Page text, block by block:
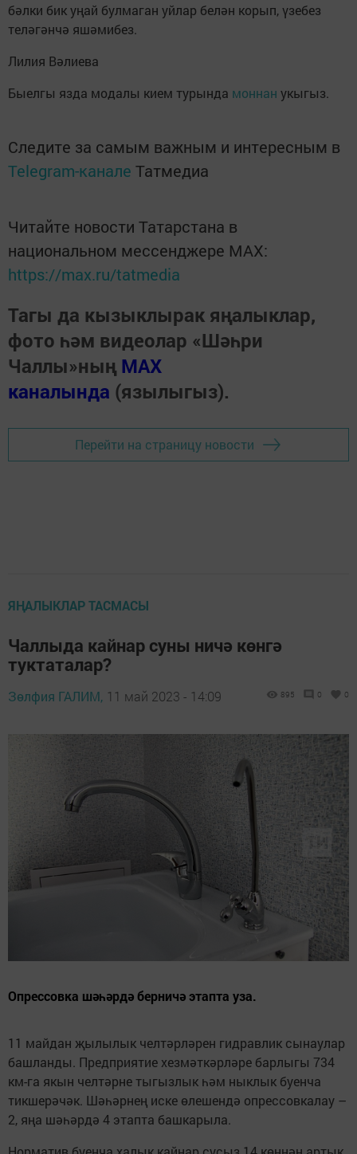
бәлки бик уңай булмаган уйлар белән корып, үзебез
теләгәнчә яшәмибез.
Лилия Вәлиева
Быелгы язда модалы кием турында моннан укыгыз.
Следите за самым важным и интересным в
Telegram-канале Татмедиа
Читайте новости Татарстана в
национальном мессенджере MАХ:
https://max.ru/tatmedia
Тагы да кызыклырак яңалыклар,
фото һәм видеолар «Шәһри
Чаллы»ның MAX
каналында (язылыгыз).
Перейти на страницу новости
ЯҢАЛЫКЛАР ТАСМАСЫ
Чаллыда кайнар суны ничә көнгә
туктаталар?
Зөлфия ГАЛИМ, 11 май 2023 - 14:09 895 0 0
Опрессовка шәһәрдә берничә этапта уза.
11 майдан җылылык челтәрләрен гидравлик сынаулар
башланды. Предприятие хезмәткәрләре барлыгы 734
км-га якын челтәрне тыгызлык һәм ныклык буенча
тикшерәчәк. Шәһәрнең иске өлешендә опрессовкалау –
2, яңа шәһәрдә 4 этапта башкарыла.